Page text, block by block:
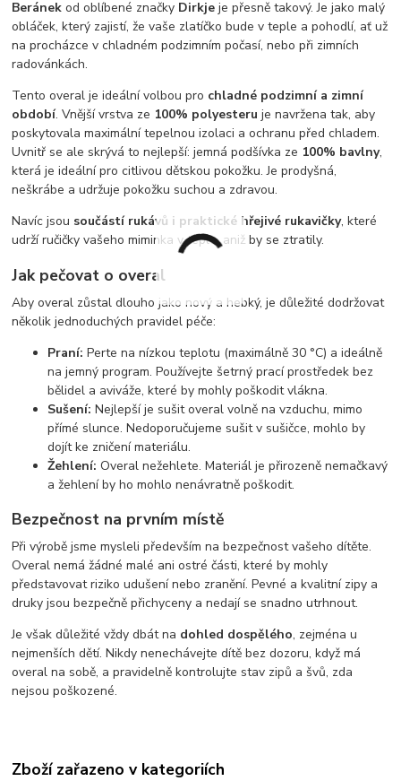
Beránek od oblíbené značky Dirkje je přesně takový. Je jako malý
obláček, který zajistí, že vaše zlatíčko bude v teple a pohodlí, ať už
na procházce v chladném podzimním počasí, nebo při zimních
radovánkách.
Tento overal je ideální volbou pro chladné podzimní a zimní
období. Vnější vrstva ze 100% polyesteru je navržena tak, aby
poskytovala maximální tepelnou izolaci a ochranu před chladem.
Uvnitř se ale skrývá to nejlepší: jemná podšívka ze 100% bavlny,
která je ideální pro citlivou dětskou pokožku. Je prodyšná,
neškrábe a udržuje pokožku suchou a zdravou.
Navíc jsou součástí rukávů i praktické hřejivé rukavičky, které
udrží ručičky vašeho miminka v teple, aniž by se ztratily.
Jak pečovat o overal
Aby overal zůstal dlouho jako nový a hebký, je důležité dodržovat
několik jednoduchých pravidel péče:
Praní: Perte na nízkou teplotu (maximálně 30 °C) a ideálně
na jemný program. Používejte šetrný prací prostředek bez
bělidel a aviváže, které by mohly poškodit vlákna.
Sušení: Nejlepší je sušit overal volně na vzduchu, mimo
přímé slunce. Nedoporučujeme sušit v sušičce, mohlo by
dojít ke zničení materiálu.
Žehlení: Overal nežehlete. Materiál je přirozeně nemačkavý
a žehlení by ho mohlo nenávratně poškodit.
Bezpečnost na prvním místě
Při výrobě jsme mysleli především na bezpečnost vašeho dítěte.
Overal nemá žádné malé ani ostré části, které by mohly
představovat riziko udušení nebo zranění. Pevné a kvalitní zipy a
druky jsou bezpečně přichyceny a nedají se snadno utrhnout.
Je však důležité vždy dbát na dohled dospělého, zejména u
nejmenších dětí. Nikdy nenechávejte dítě bez dozoru, když má
overal na sobě, a pravidelně kontrolujte stav zipů a švů, zda
nejsou poškozené.
Zboží zařazeno v kategoriích